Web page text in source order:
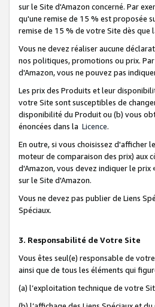
sur le Site d'Amazon concerné. Par
qu'une remise de 15 % est proposée
remise de 15 % de votre Site dès que
Vous ne devez réaliser aucune
nos politiques, promotions ou prix.
d'Amazon, vous ne pouvez pas
Les prix des Produits et leur
votre Site sont susceptibles de
disponibilité du Produit ou (b) vous
énoncées dans la Licence.
En outre, si vous choisissez
moteur de comparaison des prix) aux
d'Amazon, vous devez indiquer le prix
sur le Site d'Amazon.
Vous ne devez pas publier de Liens
Spéciaux.
3. Responsabilité de Votre Site
Vous êtes seul(e) responsable de
ainsi que de tous les éléments qui
(a) l’exploitation technique de votre